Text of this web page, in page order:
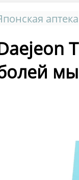
аптека